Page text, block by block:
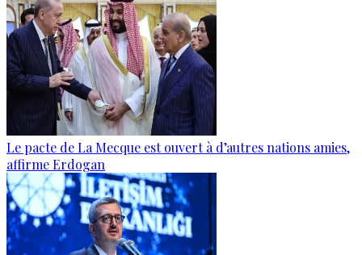
Le pacte de La Mecque est ouvert à d’autres nations amies,
affirme Erdogan